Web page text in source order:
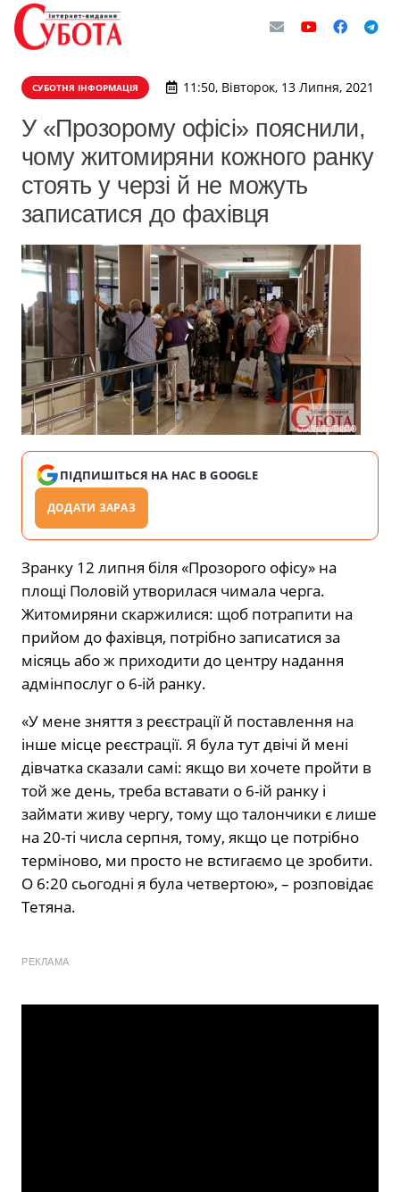
СУБОТНЯ ІНФОРМАЦІЯ 11:50, Вівторок, 13 Липня, 2021
У «Прозорому офісі» пояснили,
чому житомиряни кожного ранку
стоять у черзі й не можуть
записатися до фахівця
ПІДПИШІТЬСЯ НА НАС В GOOGLE
ДОДАТИ ЗАРАЗ
Зранку 12 липня біля «Прозорого офісу» на
площі Половій утворилася чимала черга.
Житомиряни скаржилися: щоб потрапити на
прийом до фахівця, потрібно записатися за
місяць або ж приходити до центру надання
адмінпослуг о 6-ій ранку.
«У мене зняття з реєстрації й поставлення на
інше місце реєстрації. Я була тут двічі й мені
дівчатка сказали самі: якщо ви хочете пройти в
той же день, треба вставати о 6-ій ранку і
займати живу чергу, тому що талончики є лише
на 20-ті числа серпня, тому, якщо це потрібно
терміново, ми просто не встигаємо це зробити.
О 6:20 сьогодні я була четвертою», – розповідає
Тетяна.
РЕКЛАМА